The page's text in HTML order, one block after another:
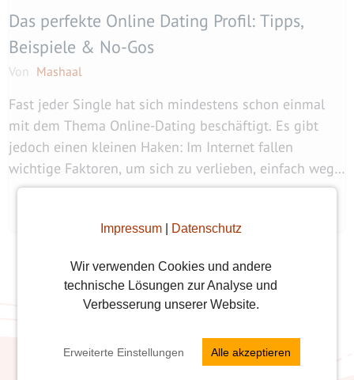
Impressum| Datenschutz
Wir verwenden Cookies und andere
technische Lösungen zur Analyse und
Verbesserung unserer Website.
Erweiterte Einstellungen Alle akzeptieren
Das perfekte Online Dating Profil: Tipps,
Beispiele & No-Gos
Von Mashaal
Fast jeder Single hat sich mindestens schon einmal
mit dem Thema Online-Dating beschäftigt. Es gibt
jedoch einen kleinen Haken: Im Internet fallen
wichtige Faktoren, um sich zu verlieben, einfach weg,
...